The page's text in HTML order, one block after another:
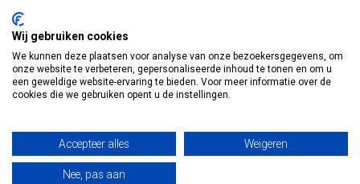
© Copyright 2026 Vosmedisch.nl - A. Vos en Zoons B.V.
Wij gebruiken cookies
We kunnen deze plaatsen voor analyse van onze bezoekersgegevens, om
onze website te verbeteren, gepersonaliseerde inhoud te tonen en om u
een geweldige website-ervaring te bieden. Voor meer informatie over de
cookies die we gebruiken opent u de instellingen.
Accepteer alles Weigeren
Nee, pas aan